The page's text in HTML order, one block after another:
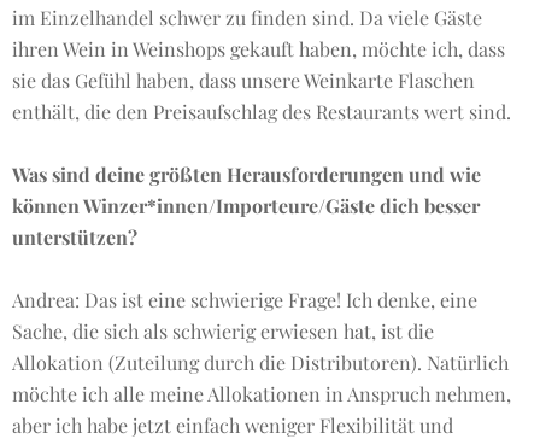
im Einzelhandel schwer zu finden sind. Da viele Gäste
ihren Wein in Weinshops gekauft haben, möchte ich, dass
sie das Gefühl haben, dass unsere Weinkarte Flaschen
enthält, die den Preisaufschlag des Restaurants wert sind.
Was sind deine größten Herausforderungen und wie
können Winzer*innen/Importeure/Gäste dich besser
unterstützen?
Andrea: Das ist eine schwierige Frage! Ich denke, eine
Sache, die sich als schwierig erwiesen hat, ist die
Allokation (Zuteilung durch die Distributoren). Natürlich
möchte ich alle meine Allokationen in Anspruch nehmen,
aber ich habe jetzt einfach weniger Flexibilität und